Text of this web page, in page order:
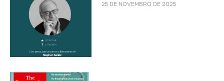
25 DE NOVEMBRO DE 2025